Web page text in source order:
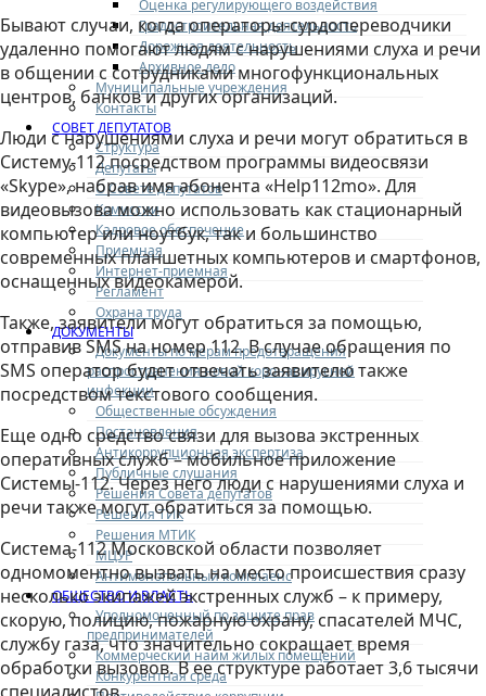
Оценка регулирующего воздействия
Градостроительная деятельность
Дорожная деятельность
Архивное дело
Муниципальные учреждения
Контакты
СОВЕТ ДЕПУТАТОВ
Структура
Депутаты
О Совете депутатов
Комиссии
Кадровое обеспечение
Приемная
Интернет-приемная
Регламент
Охрана труда
ДОКУМЕНТЫ
Документы по мерам предотвращения
распространения новой коронавирусной
инфекции
Общественные обсуждения
Постановления
Антикоррупционная экспертиза
Публичные слушания
Решения Совета депутатов
Решения ТИК
Решения МТИК
МЦУР
Антимонопольный комплаенс
ОБЩЕСТВО И ВЛАСТЬ
Уполномоченный по защите прав
предпринимателей
Коммерческий найм жилых помещений
Конкурентная среда
Бывают случаи, когда операторы-сурдопереводчики
удаленно помогают людям с нарушениями слуха и речи
в общении с сотрудниками многофункциональных
центров, банков и других организаций.
Люди с нарушениями слуха и речи могут обратиться в
Систему-112 посредством программы видеосвязи
«Skype», набрав имя абонента «Help112mo». Для
видеовызова можно использовать как стационарный
компьютер или ноутбук, так и большинство
современных планшетных компьютеров и смартфонов,
оснащенных видеокамерой.
Также, заявители могут обратиться за помощью,
отправив SMS на номер 112. В случае обращения по
SMS оператор будет отвечать заявителю также
посредством текстового сообщения.
Еще одно средство связи для вызова экстренных
оперативных служб – мобильное приложение
Системы-112. Через него люди с нарушениями слуха и
речи также могут обратиться за помощью.
Система-112 Московской области позволяет
одномоментно вызвать на место происшествия сразу
несколько экипажей экстренных служб – к примеру,
скорую, полицию, пожарную охрану, спасателей МЧС,
службу газа, что значительно сокращает время
обработки вызовов. В ее структуре работает 3,6 тысячи